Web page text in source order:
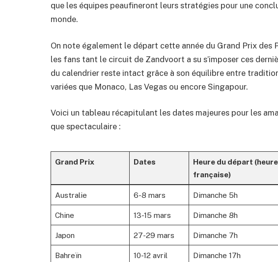
que les équipes peaufineront leurs stratégies pour une
monde.
On note également le départ cette année du Grand Prix des
les fans tant le circuit de Zandvoort a su s’imposer ces
du calendrier reste intact grâce à son équilibre entre
variées que Monaco, Las Vegas ou encore Singapour.
Voici un tableau récapitulant les dates majeures pour les
que spectaculaire :
Grand Prix Dates
Heure du départ (heure
française)
Australie 6-8 mars Dimanche 5h
Chine 13-15 mars Dimanche 8h
Japon 27-29 mars Dimanche 7h
Bahreïn 10-12 avril Dimanche 17h